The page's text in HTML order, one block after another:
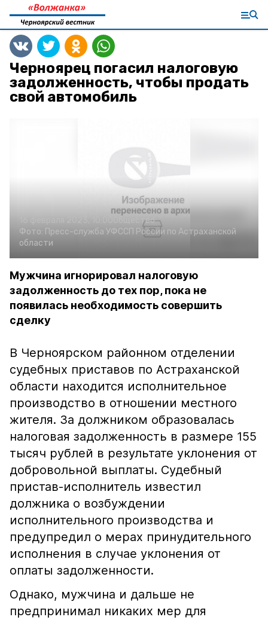
Черноярец погасил налоговую
задолженность, чтобы продать
свой автомобиль
Общество
Фото: Пресс-служба УФССП России по Астраханской
области
Мужчина игнорировал налоговую
задолженность до тех пор, пока не
появилась необходимость совершить
сделку
В Черноярском районном отделении
судебных приставов по Астраханской
области находится исполнительное
производство в отношении местного
жителя. За должником образовалась
налоговая задолженность в размере 155
тысяч рублей в результате уклонения от
добровольной выплаты. Судебный
пристав-исполнитель известил
должника о возбуждении
исполнительного производства и
предупредил о мерах принудительного
исполнения в случае уклонения от
оплаты задолженности.
Однако, мужчина и дальше не
предпринимал никаких мер для